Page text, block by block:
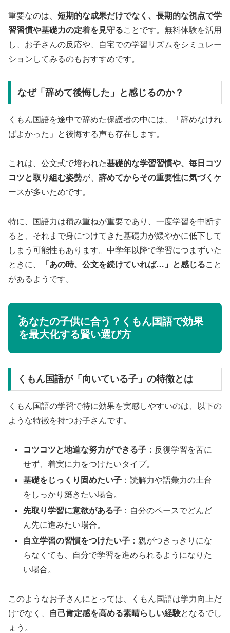
重要なのは、 短期的な成果だけでなく、長期的な視点で学
習習慣や基礎力の定着を見守ることです。無料体験を活用
し、お子さんの反応や、自宅での学習リズムをシミュレー
ションしてみるのもおすすめです。
なぜ「辞めて後悔した」と感じるのか？
くもん国語を途中で辞めた保護者の中には、「辞めなけれ
ばよかった」と後悔する声も存在します。
これは、公文式で培われた基礎的な学習習慣や、毎日コツ
コツと取り組む姿勢が、 辞めてからその重要性に気づく ケ
ースが多いためです。
特に、国語力は積み重ねが重要であり、一度学習を中断す
ると、それまで身につけてきた基礎力が緩やかに低下して
しまう可能性もあります。中学年以降で学習につまずいた
ときに、
「あの時、公文を続けていれば…」と感じること
があるようです。
あなたの子供に合う？くもん国語で効果
を最大化する賢い選び方
くもん国語が「向いている子」の特徴とは
くもん国語の学習で特に効果を実感しやすいのは、以下の
ような特徴を持つお子さんです。
コツコツと地道な努力ができる子 ：反復学習を苦に
せず、着実に力をつけたいタイプ。
基礎をじっくり固めたい子 ：読解力や語彙力の土台
をしっかり築きたい場合。
先取り学習に意欲がある子 ：自分のペースでどんど
ん先に進みたい場合。
自立学習の習慣をつけたい子 ：親がつきっきりにな
らなくても、自分で学習を進められるようになりた
い場合。
このようなお子さんにとっては、くもん国語は学力向上だ
けでなく、
自己肯定感を高める素晴らしい経験となるでし
ょう。